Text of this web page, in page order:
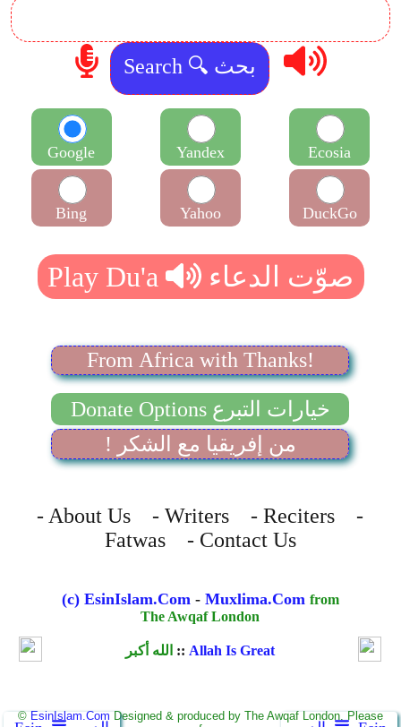
Google
Bing
Yandex
Yahoo
Ecosia
DuckGo
From Africa with Thanks!
Donate Options خيارات التبرع
! من إفريقيا مع الشكر
- About Us - Writers - Reciters -
Fatwas - Contact Us
(c) EsinIslam.Com- Muxlima.Com from
The Awqaf London
الله أكبر :: Allah Is Great
©EsinIslam.ComDesigned & produced by The Awqaf London. Please